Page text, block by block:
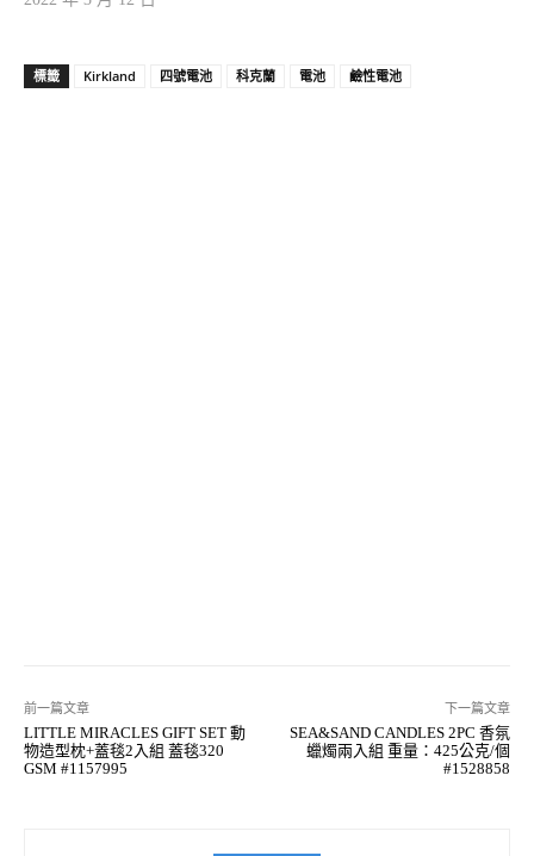
標籤 Kirkland 四號電池 科克蘭 電池 鹼性電池
前一篇文章
LITTLE MIRACLES GIFT SET 動
物造型枕+蓋毯2入組 蓋毯320
GSM #1157995
下一篇文章
SEA&SAND CANDLES 2PC 香氛
蠟燭兩入組 重量：425公克/個
#1528858